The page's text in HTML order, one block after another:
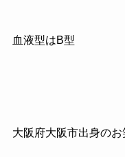
血液型はB型
大阪府大阪市出身のお